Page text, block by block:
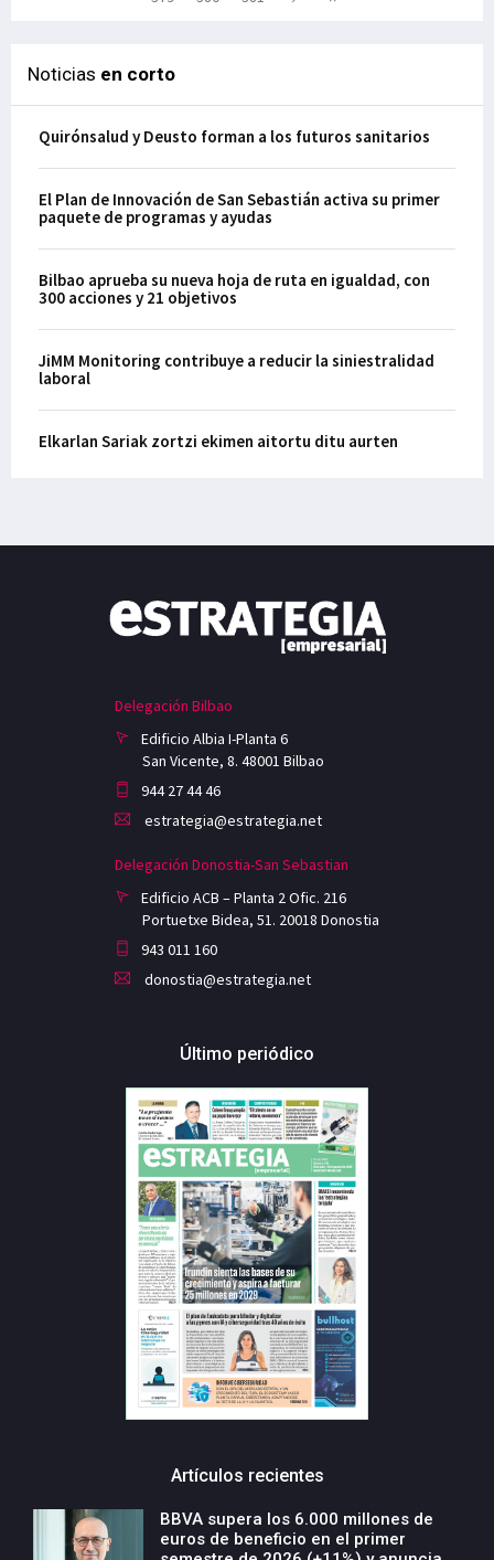
Noticias en corto
Quirónsalud y Deusto forman a los futuros sanitarios
El Plan de Innovación de San Sebastián activa su primer
paquete de programas y ayudas
Bilbao aprueba su nueva hoja de ruta en igualdad, con
300 acciones y 21 objetivos
JiMM Monitoring contribuye a reducir la siniestralidad
laboral
Elkarlan Sariak zortzi ekimen aitortu ditu aurten
Delegación Bilbao
Edificio Albia I-Planta 6
San Vicente, 8. 48001 Bilbao
944 27 44 46
estrategia@estrategia.net
Delegación Donostia-San Sebastian
Edificio ACB – Planta 2 Ofic. 216
Portuetxe Bidea, 51. 20018 Donostia
943 011 160
donostia@estrategia.net
Último periódico
Artículos recientes
BBVA supera los 6.000 millones de
euros de beneficio en el primer